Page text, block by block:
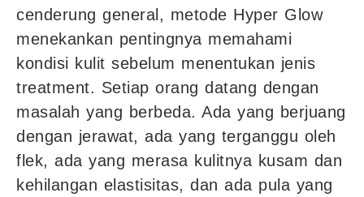
cenderung general, metode Hyper Glow
menekankan pentingnya memahami
kondisi kulit sebelum menentukan jenis
treatment. Setiap orang datang dengan
masalah yang berbeda. Ada yang berjuang
dengan jerawat, ada yang terganggu oleh
flek, ada yang merasa kulitnya kusam dan
kehilangan elastisitas, dan ada pula yang